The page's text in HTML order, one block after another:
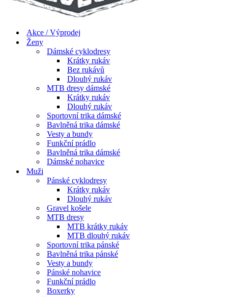
Akce / Výprodej
Ženy
Dámské cyklodresy
Krátky rukáv
Bez rukávů
Dlouhý rukáv
MTB dresy dámské
Krátky rukáv
Dlouhý rukáv
Sportovní trika dámské
Bavlněná trika dámské
Vesty a bundy
Funkční prádlo
Bavlněná trika dámské
Dámské nohavice
Muži
Pánské cyklodresy
Krátky rukáv
Dlouhý rukáv
Gravel košele
MTB dresy
MTB krátky rukáv
MTB dlouhý rukáv
Sportovní trika pánské
Bavlněná trika pánské
Vesty a bundy
Pánské nohavice
Funkční prádlo
Boxerky